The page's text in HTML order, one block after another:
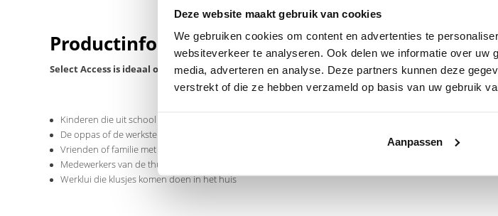
Deze website maakt gebruik van cookies
We gebruiken cookies om content en advertenties te
websiteverkeer te analyseren. Ook delen we informatie over
media, adverteren en analyse. Deze partners kunnen deze
verstrekt of die ze hebben verzameld op basis van uw gebruik
Aanpassen
Productinformatie
Select Access is ideaal om sleutels te delen met:
Kinderen die uit school komen
De oppas of de werkster
Vrienden of familie met wie u een tweede huis wilt delen
Medewerkers van de thuiszorg die zieken komen verplegen
Werklui die klusjes komen doen in het huis